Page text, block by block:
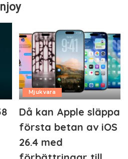
Mjukvara
Då kan Apple släppa
första betan av iOS
26.4 med